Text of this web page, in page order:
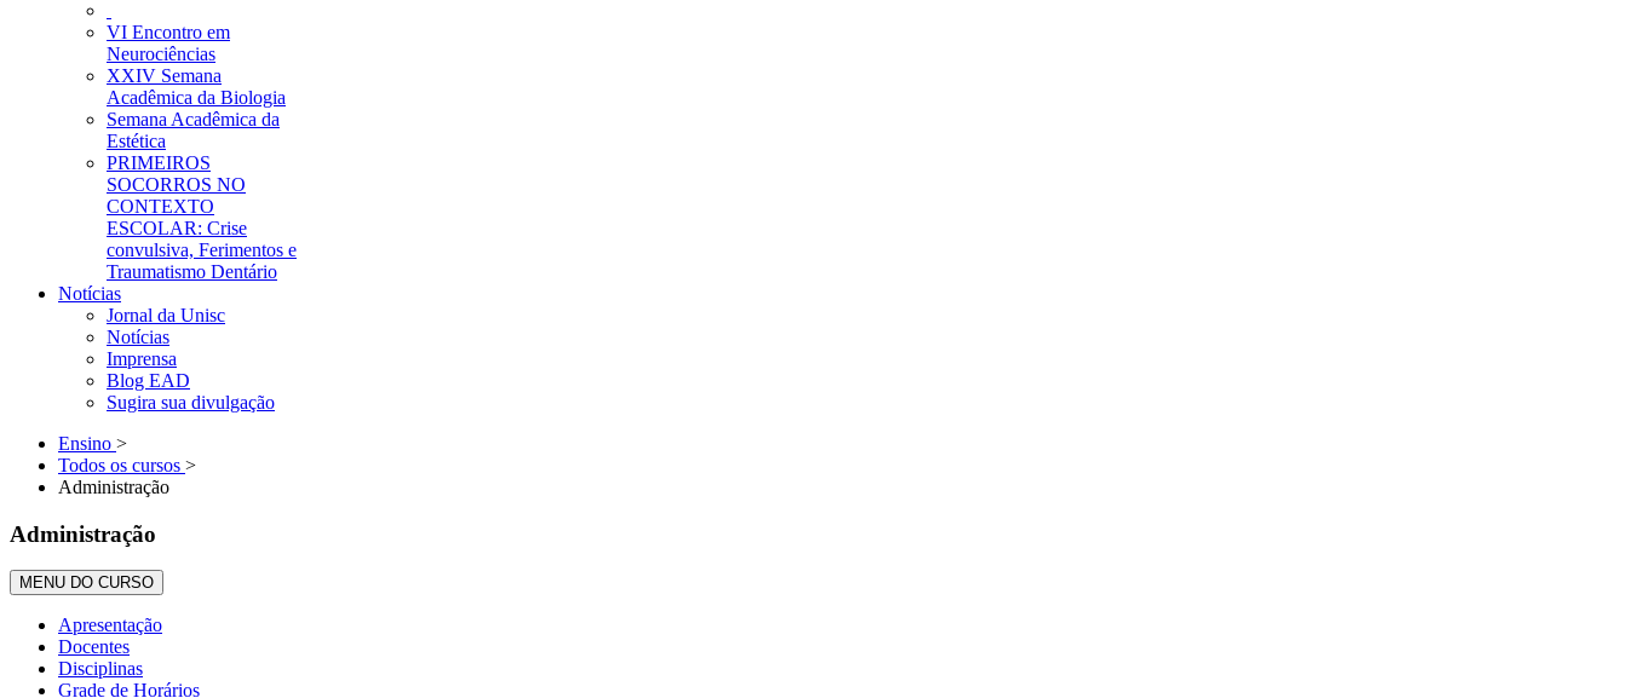
VI Encontro em
Neurociências
XXIV Semana
Acadêmica da Biologia
Semana Acadêmica da
Estética
PRIMEIROS
SOCORROS NO
CONTEXTO
ESCOLAR: Crise
convulsiva, Ferimentos e
Traumatismo Dentário
Notícias
Jornal da Unisc
Notícias
Imprensa
Blog EAD
Sugira sua divulgação
Ensino >
Todos os cursos >
Administração
Administração
MENU DO CURSO
Apresentação
Docentes
Disciplinas
Grade de Horários